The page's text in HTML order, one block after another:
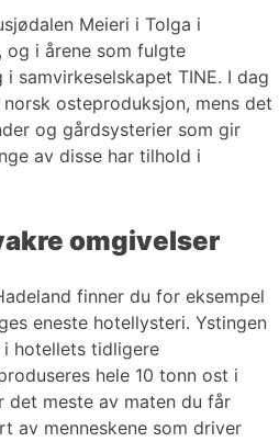
Meieri i Tolga i
og i årene som fulgte
samvirkeselskapet TINE. I dag
osteproduksjon, mens det
og gårdsysterier som gir
av disse har tilhold i
omgivelser
finner du for eksempel
eneste hotellysteri. Ystingen
hotellets tidligere
hele 10 tonn ost i
det meste av maten du får
av menneskene som driver